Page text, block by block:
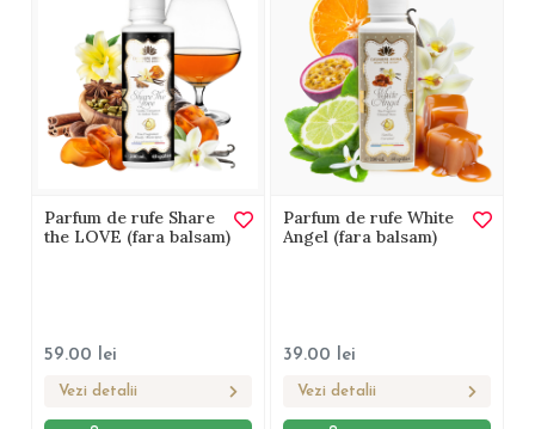
Parfum de rufe Share
the LOVE (fara balsam)
59.00 lei
Vezi detalii
Parfum de rufe White
Angel (fara balsam)
39.00 lei
Vezi detalii